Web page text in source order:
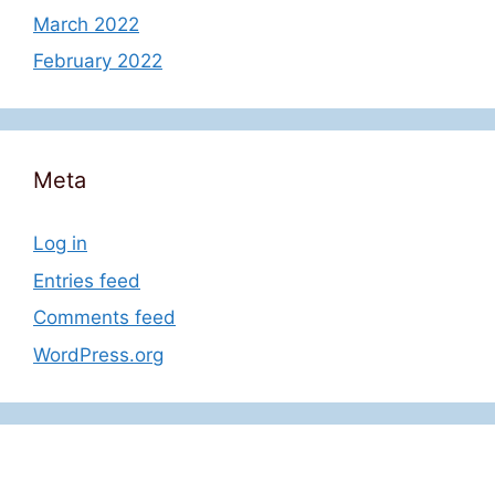
March 2022
February 2022
Meta
Log in
Entries feed
Comments feed
WordPress.org